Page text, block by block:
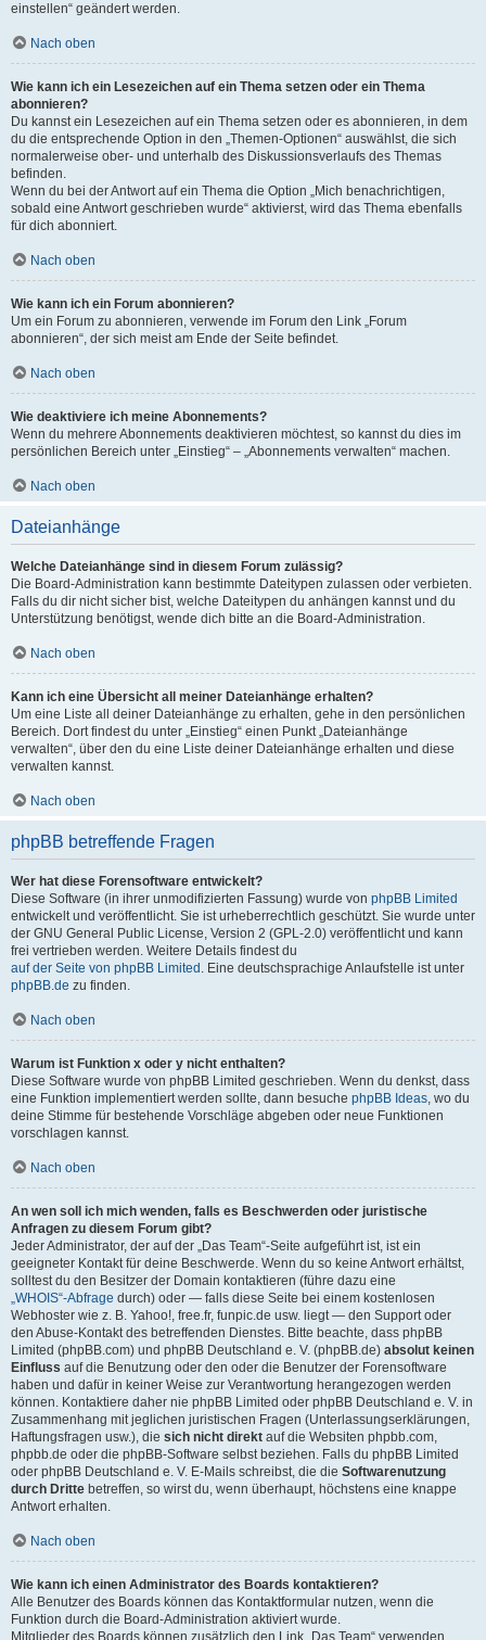
einstellen“ geändert werden.
Nach oben
Wie kann ich ein Lesezeichen auf ein Thema setzen oder ein Thema
abonnieren?
Du kannst ein Lesezeichen auf ein Thema setzen oder es abonnieren, in dem
du die entsprechende Option in den „Themen-Optionen“ auswählst, die sich
normalerweise ober- und unterhalb des Diskussionsverlaufs des Themas
befinden.
Wenn du bei der Antwort auf ein Thema die Option „Mich benachrichtigen,
sobald eine Antwort geschrieben wurde“ aktivierst, wird das Thema ebenfalls
für dich abonniert.
Nach oben
Wie kann ich ein Forum abonnieren?
Um ein Forum zu abonnieren, verwende im Forum den Link „Forum
abonnieren“, der sich meist am Ende der Seite befindet.
Nach oben
Wie deaktiviere ich meine Abonnements?
Wenn du mehrere Abonnements deaktivieren möchtest, so kannst du dies im
persönlichen Bereich unter „Einstieg“ – „Abonnements verwalten“ machen.
Nach oben
Dateianhänge
Welche Dateianhänge sind in diesem Forum zulässig?
Die Board-Administration kann bestimmte Dateitypen zulassen oder verbieten.
Falls du dir nicht sicher bist, welche Dateitypen du anhängen kannst und du
Unterstützung benötigst, wende dich bitte an die Board-Administration.
Nach oben
Kann ich eine Übersicht all meiner Dateianhänge erhalten?
Um eine Liste all deiner Dateianhänge zu erhalten, gehe in den persönlichen
Bereich. Dort findest du unter „Einstieg“ einen Punkt „Dateianhänge
verwalten“, über den du eine Liste deiner Dateianhänge erhalten und diese
verwalten kannst.
Nach oben
phpBB betreffende Fragen
Wer hat diese Forensoftware entwickelt?
Diese Software (in ihrer unmodifizierten Fassung) wurde von phpBB Limited
entwickelt und veröffentlicht. Sie ist urheberrechtlich geschützt. Sie wurde unter
der GNU General Public License, Version 2 (GPL-2.0) veröffentlicht und kann
frei vertrieben werden. Weitere Details findest du
auf der Seite von phpBB Limited . Eine deutschsprachige Anlaufstelle ist unter
phpBB.de zu finden.
Nach oben
Warum ist Funktion x oder y nicht enthalten?
Diese Software wurde von phpBB Limited geschrieben. Wenn du denkst, dass
eine Funktion implementiert werden sollte, dann besuche phpBB Ideas, wo du
deine Stimme für bestehende Vorschläge abgeben oder neue Funktionen
vorschlagen kannst.
Nach oben
An wen soll ich mich wenden, falls es Beschwerden oder juristische
Anfragen zu diesem Forum gibt?
Jeder Administrator, der auf der „Das Team“-Seite aufgeführt ist, ist ein
geeigneter Kontakt für deine Beschwerde. Wenn du so keine Antwort erhältst,
solltest du den Besitzer der Domain kontaktieren (führe dazu eine
„WHOIS“-Abfrage durch) oder — falls diese Seite bei einem kostenlosen
Webhoster wie z. B. Yahoo!, free.fr, funpic.de usw. liegt — den Support oder
den Abuse-Kontakt des betreffenden Dienstes. Bitte beachte, dass phpBB
Limited (phpBB.com) und phpBB Deutschland e. V. (phpBB.de) absolut keinen
Einfluss auf die Benutzung oder den oder die Benutzer der Forensoftware
haben und dafür in keiner Weise zur Verantwortung herangezogen werden
können. Kontaktiere daher nie phpBB Limited oder phpBB Deutschland e. V. in
Zusammenhang mit jeglichen juristischen Fragen (Unterlassungserklärungen,
Haftungsfragen usw.), die sich nicht direkt auf die Websiten phpbb.com,
phpbb.de oder die phpBB-Software selbst beziehen. Falls du phpBB Limited
oder phpBB Deutschland e. V. E-Mails schreibst, die die Softwarenutzung
durch Dritte betreffen, so wirst du, wenn überhaupt, höchstens eine knappe
Antwort erhalten.
Nach oben
Wie kann ich einen Administrator des Boards kontaktieren?
Alle Benutzer des Boards können das Kontaktformular nutzen, wenn die
Funktion durch die Board-Administration aktiviert wurde.
Mitglieder des Boards können zusätzlich den Link „Das Team“ verwenden.